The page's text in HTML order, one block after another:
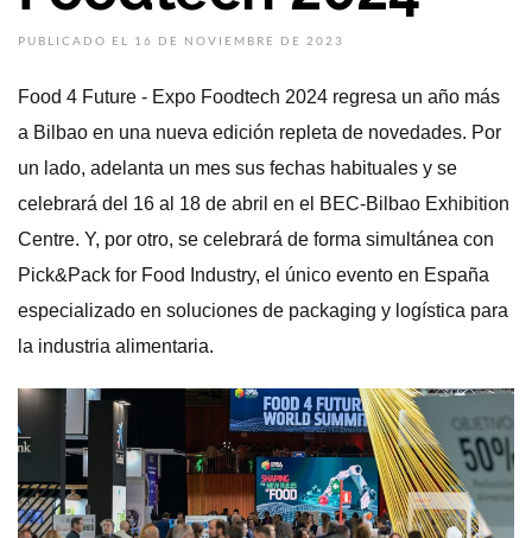
PUBLICADO EL 16 DE NOVIEMBRE DE 2023
Food 4 Future - Expo Foodtech 2024 regresa un año más
a Bilbao en una nueva edición repleta de novedades. Por
un lado, adelanta un mes sus fechas habituales y se
celebrará del 16 al 18 de abril en el BEC-Bilbao Exhibition
Centre. Y, por otro, se celebrará de forma simultánea con
Pick&Pack for Food Industry, el único evento en España
especializado en soluciones de packaging y logística para
la industria alimentaria.